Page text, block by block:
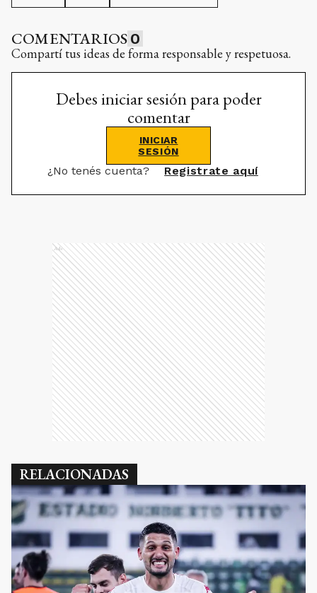
COMENTARIOS 0
Compartí tus ideas de forma responsable y respetuosa.
Debes iniciar sesión para poder
comentar
INICIAR
SESIÓN
¿No tenés cuenta? Registrate aquí
Ads
RELACIONADAS